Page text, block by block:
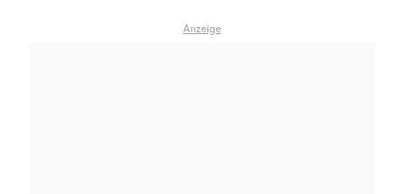
Anzeige